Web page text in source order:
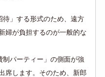
待」する形式のため、遠方
婦が負担するのが一般的な
パーティー」の側面が強
席します。そのため、新郎